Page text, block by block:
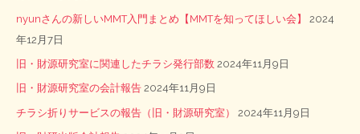
nyunさんの新しいMMT入門まとめ【MMTを知ってほしい会】
2024
年12月7日
旧・財源研究室に関連したチラシ発行部数 2024年11月9日
旧・財源研究室の会計報告 2024年11月9日
チラシ折りサービスの報告（旧・財源研究室） 2024年11月9日